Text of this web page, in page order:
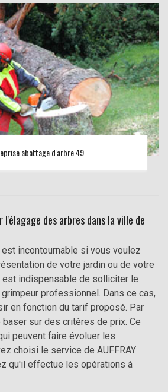
abattage d'arbre 49
des arbres dans la ville de
incontournable si vous voulez
de votre jardin ou de votre
est indispensable de solliciter le
professionnel. Dans ce cas,
en fonction du tarif proposé. Par
sur des critères de prix. Ce
peuvent faire évoluer les
choisi le service de AUFFRAY
qu'il effectue les opérations à